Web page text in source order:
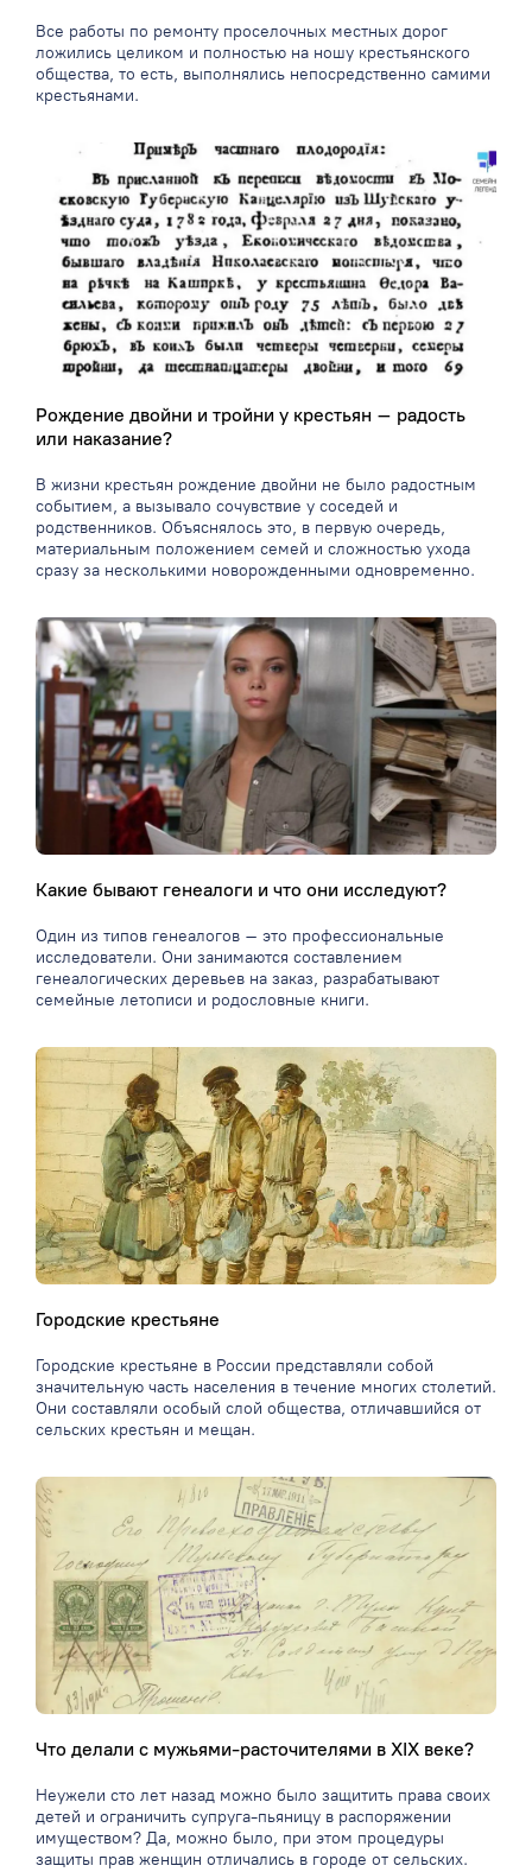
Все работы по ремонту проселочных местных дорог
ложились целиком и полностью на ношу крестьянского
общества, то есть, выполнялись непосредственно самими
крестьянами.
Рождение двойни и тройни у крестьян – радость
или наказание?
В жизни крестьян рождение двойни не было радостным
событием, а вызывало сочувствие у соседей и
родственников. Объяснялось это, в первую очередь,
материальным положением семей и сложностью ухода
сразу за несколькими новорожденными одновременно.
Какие бывают генеалоги и что они исследуют?
Один из типов генеалогов – это профессиональные
исследователи. Они занимаются составлением
генеалогических деревьев на заказ, разрабатывают
семейные летописи и родословные книги.
Городские крестьяне
Городские крестьяне в России представляли собой
значительную часть населения в течение многих столетий.
Они составляли особый слой общества, отличавшийся от
сельских крестьян и мещан.
Что делали с мужьями-расточителями в XIX веке?
Неужели сто лет назад можно было защитить права своих
детей и ограничить супруга-пьяницу в распоряжении
имуществом? Да, можно было, при этом процедуры
защиты прав женщин отличались в городе от сельских.